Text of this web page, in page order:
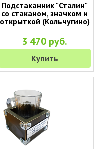
Подстаканник "Сталин"
со стаканом, значком и
открыткой (Кольчугино)
3 470 руб.
Купить